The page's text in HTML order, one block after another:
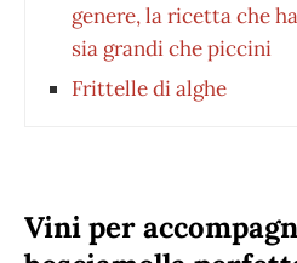
genere, la ricetta che
sia grandi che piccini
Frittelle di alghe
Vini per